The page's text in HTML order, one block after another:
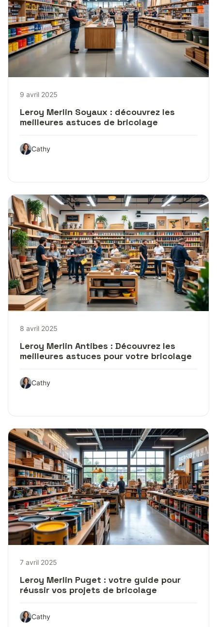
9 avril 2025
Leroy Merlin Soyaux : découvrez les
meilleures astuces de bricolage
Cathy
8 avril 2025
Leroy Merlin Antibes : Découvrez les
meilleures astuces pour votre bricolage
Cathy
7 avril 2025
Leroy Merlin Puget : votre guide pour
réussir vos projets de bricolage
Cathy